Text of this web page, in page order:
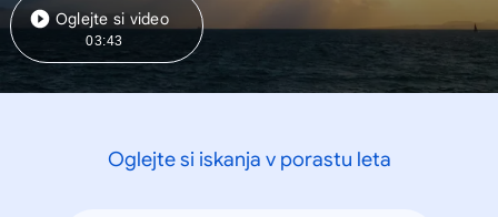
Oglejte si video
03:43
Oglejte si iskanja v porastu leta